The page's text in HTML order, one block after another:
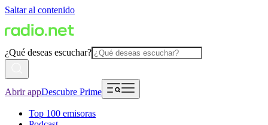
Saltar al contenido
¿Qué deseas escuchar?
Abrir appDescubre Prime
Top 100 emisoras